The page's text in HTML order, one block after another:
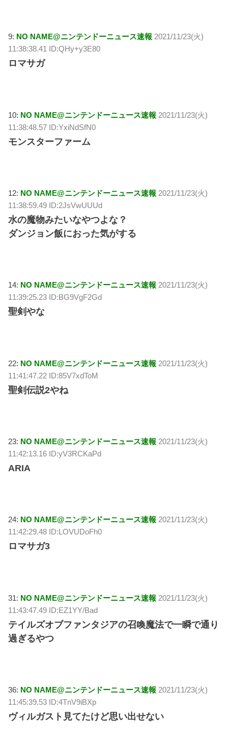
9: NO NAME@ニンテンドーニュース速報 2021/11/23(火)
11:38:38.41 ID:QHy+y3E80
ロマサガ
10: NO NAME@ニンテンドーニュース速報 2021/11/23(火)
11:38:48.57 ID:YxiNdSfN0
モンスターファーム
12: NO NAME@ニンテンドーニュース速報 2021/11/23(火)
11:38:59.49 ID:2JsVwUUUd
水の魔物みたいなやつよな？
ダンジョン飯におった気がする
14: NO NAME@ニンテンドーニュース速報 2021/11/23(火)
11:39:25.23 ID:BG9VgF2Gd
聖剣やな
22: NO NAME@ニンテンドーニュース速報 2021/11/23(火)
11:41:47.22 ID:85V7xdToM
聖剣伝説2やね
23: NO NAME@ニンテンドーニュース速報 2021/11/23(火)
11:42:13.16 ID:yV3RCKaPd
ARIA
24: NO NAME@ニンテンドーニュース速報 2021/11/23(火)
11:42:29.48 ID:LOVUDoFh0
ロマサガ3
31: NO NAME@ニンテンドーニュース速報 2021/11/23(火)
11:43:47.49 ID:EZ1YY/Bad
テイルズオブファンタジアの召喚魔法で一瞬で通り
過ぎるやつ
36: NO NAME@ニンテンドーニュース速報 2021/11/23(火)
11:45:39.53 ID:4TnV9iBXp
ヴィルガスト見てたけど思い出せない